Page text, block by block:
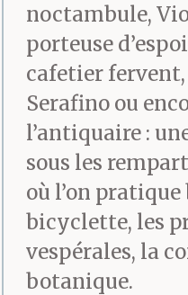
noctambule,
porteuse
cafetier
Serafino ou
l’antiquaire :
sous les
où l’on
bicyclette, les
vespérales, la
botanique.